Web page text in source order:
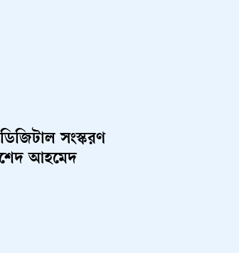
সংস্করণ
আহমেদ